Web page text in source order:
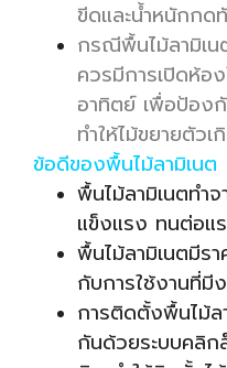
ขีดและน้ำหนักกด
กรณีพื้นไม้ลามิเน
ควรมีการเปิดห้อ
อาทิตย์ เพื่อป้อง
ทำให้ไม้ขยายตัว
ข้อดีของพื้นไม้ลามิเนต
พื้นไม้ลามิเนตทำ
แข็งแรง ทนต่อแ
พื้นไม้ลามิเนตมีร
กับการใช้งานที่
การติดตั้งพื้นไม้
กันด้วยระบบคลิก